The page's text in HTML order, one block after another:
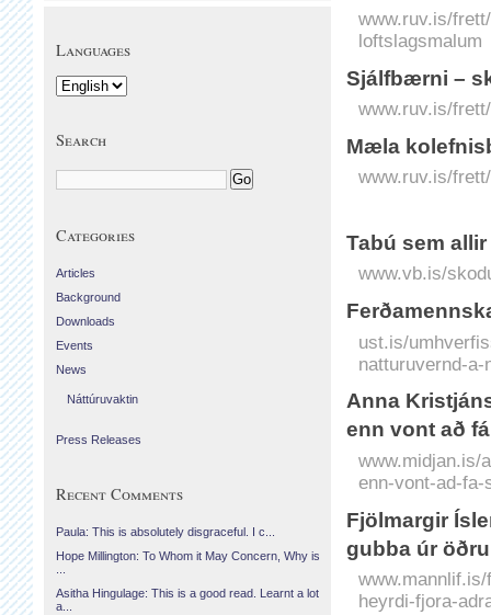
www.ruv.is/
loftslagsmalum
Sjálfbærni –
www.ruv.is/
Mæla
www.ruv.is/
Tabú sem
www.vb.is/
ust.is/
natturuvernd-
Anna
enn vont að
www.midjan.is/
enn-vont-ad-fa-
Fjölmargir
gubba úr
heyrdi-fjora-
Languages
Search
Categories
Articles
Background
Downloads
Events
News
Náttúruvaktin
Press Releases
Recent Comments
Paula: This is absolutely disgraceful. I c...
Hope Millington: To Whom it May Concern, Why is
Asitha Hingulage: This is a good read. Learnt a lot
a...